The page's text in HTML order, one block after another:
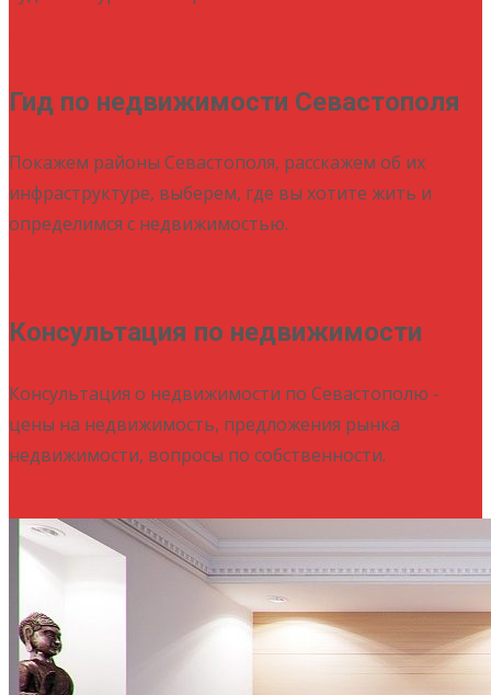
Гид по недвижимости Севастополя
Покажем районы Севастополя, расскажем об их
инфраструктуре, выберем, где вы хотите жить и
определимся с недвижимостью.
Консультация по недвижимости
Консультация о недвижимости по Севастополю -
цены на недвижимость, предложения рынка
недвижимости, вопросы по собственности.